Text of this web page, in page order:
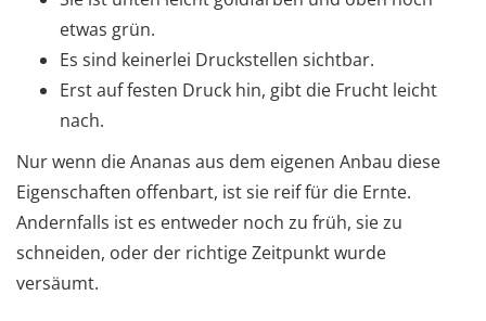
etwas grün.
Es sind keinerlei Druckstellen sichtbar.
Erst auf festen Druck hin, gibt die Frucht leicht
nach.
Nur wenn die Ananas aus dem eigenen Anbau diese
Eigenschaften offenbart, ist sie reif für die Ernte.
Andernfalls ist es entweder noch zu früh, sie zu
schneiden, oder der richtige Zeitpunkt wurde
versäumt.